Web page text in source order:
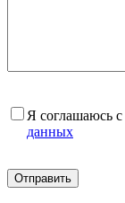
Я соглашаюсь с
данных